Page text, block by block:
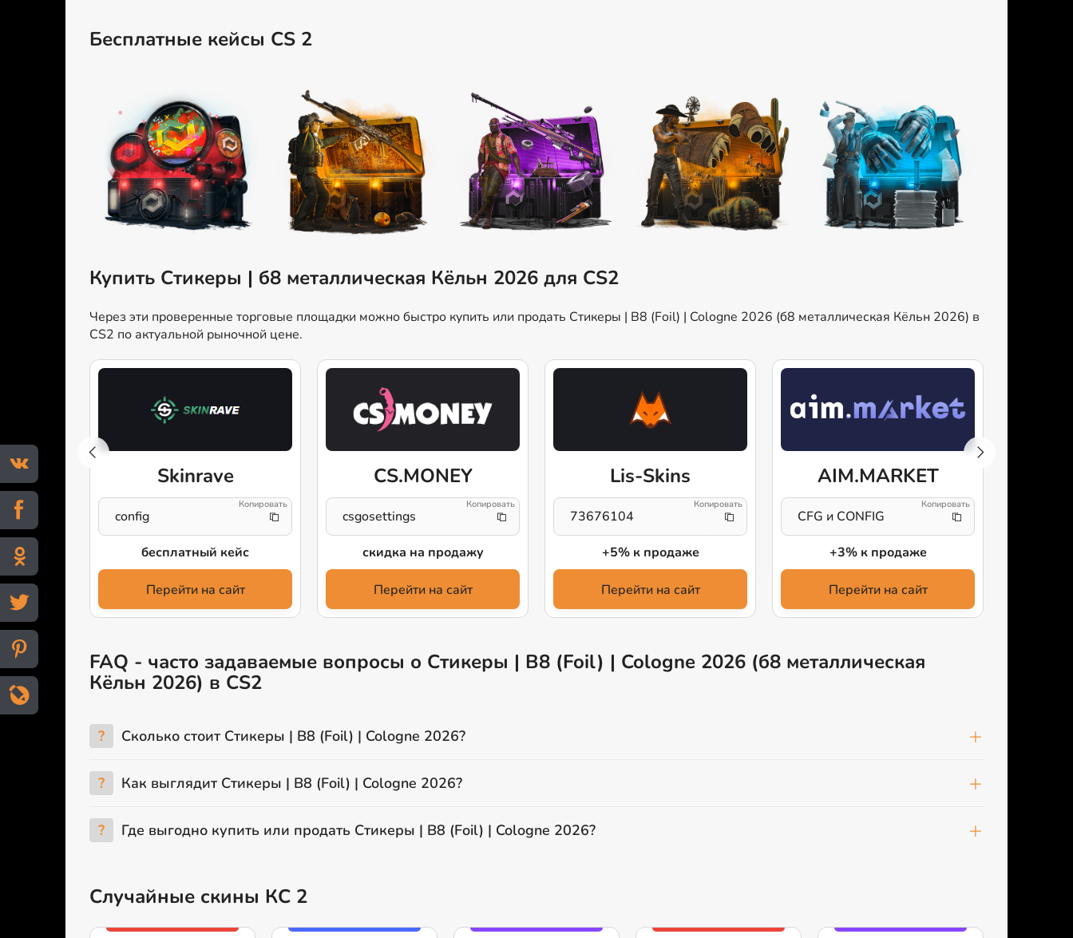
Бесплатные кейсы CS 2
Купить Стикеры | б8 металлическая Кёльн 2026 для CS2
Через эти проверенные торговые площадки можно быстро купить или продать Стикеры | B8 (Foil) | Cologne 2026 (б8 металлическая Кёльн 2026) в
CS2 по актуальной рыночной цене.
Skinrave
config
бесплатный кейс
Перейти на сайт
CS.MONEY
csgosettings
скидка на продажу
Перейти на сайт
Lis-Skins
73676104
+5% к продаже
Перейти на сайт
AIM.MARKET
CFG и CONFIG
+3% к продаже
Перейти на сайт
FAQ - часто задаваемые вопросы о Стикеры | B8 (Foil) | Cologne 2026 (б8 металлическая
Кёльн 2026) в CS2
? Сколько стоит Стикеры | B8 (Foil) | Cologne 2026?
? Как выглядит Стикеры | B8 (Foil) | Cologne 2026?
? Где выгодно купить или продать Стикеры | B8 (Foil) | Cologne 2026?
Случайные скины КС 2